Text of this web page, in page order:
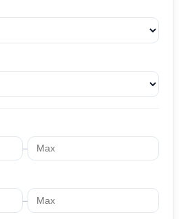
–
–